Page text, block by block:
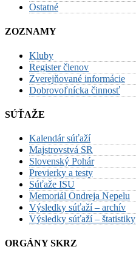
Ostatné
ZOZNAMY
Kluby
Register členov
Zverejňované informácie
Dobrovoľnícka činnosť
SÚŤAŽE
Kalendár súťaží
Majstrovstvá SR
Slovenský Pohár
Previerky a testy
Súťaže ISU
Memoriál Ondreja Nepelu
Výsledky súťaží – archív
Výsledky súťaží – štatistiky
ORGÁNY SKRZ